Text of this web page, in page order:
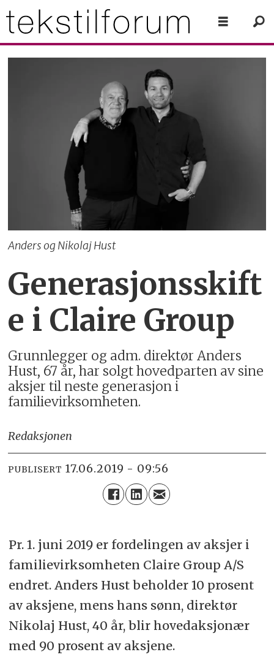
Anders og Nikolaj Hust
Generasjonsskift
e i Claire Group
Grunnlegger og adm. direktør Anders
Hust, 67 år, har solgt hovedparten av sine
aksjer til neste generasjon i
familievirksomheten.
Redaksjonen
PUBLISERT 17.06.2019 - 09:56
Pr. 1. juni 2019 er fordelingen av aksjer i
familievirksomheten Claire Group A/S
endret. Anders Hust beholder 10 prosent
av aksjene, mens hans sønn, direktør
Nikolaj Hust, 40 år, blir hovedaksjonær
med 90 prosent av aksjene.